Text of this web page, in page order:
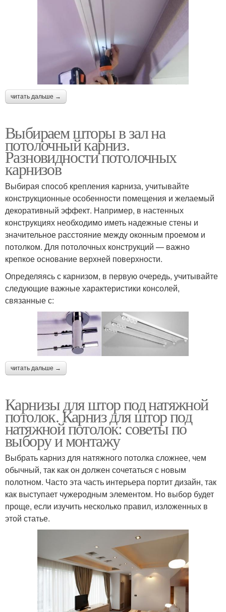
читать дальше →
Выбираем шторы в зал на
потолочный карниз.
Разновидности потолочных
карнизов
Выбирая способ крепления карниза, учитывайте
конструкционные особенности помещения и желаемый
декоративный эффект. Например, в настенных
конструкциях необходимо иметь надежные стены и
значительное расстояние между оконным проемом и
потолком. Для потолочных конструкций — важно
крепкое основание верхней поверхности.
Определяясь с карнизом, в первую очередь, учитывайте
следующие важные характеристики консолей,
связанные с:
читать дальше →
Карнизы для штор под натяжной
потолок. Карниз для штор под
натяжной потолок: советы по
выбору и монтажу
Выбрать карниз для натяжного потолка сложнее, чем
обычный, так как он должен сочетаться с новым
полотном. Часто эта часть интерьера портит дизайн, так
как выступает чужеродным элементом. Но выбор будет
проще, если изучить несколько правил, изложенных в
этой статье.